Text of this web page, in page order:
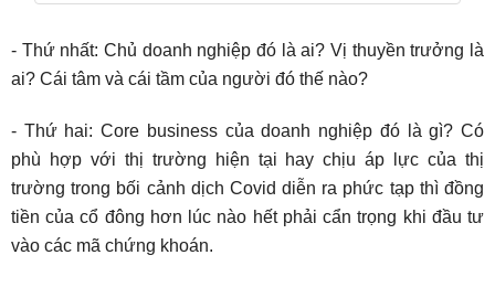
- Thứ nhất: Chủ doanh nghiệp đó là ai? Vị thuyền trưởng là
ai? Cái tâm và cái tầm của người đó thế nào?
- Thứ hai: Core business của doanh nghiệp đó là gì? Có
phù hợp với thị trường hiện tại hay chịu áp lực của thị
trường trong bối cảnh dịch Covid diễn ra phức tạp thì đồng
tiền của cổ đông hơn lúc nào hết phải cẩn trọng khi đầu tư
vào các mã chứng khoán.